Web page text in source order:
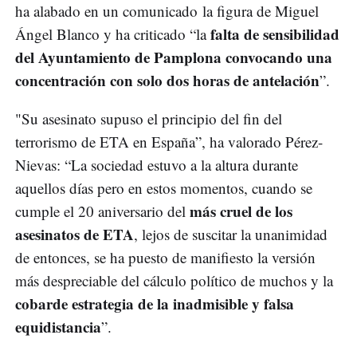
ha alabado en un comunicado la figura de Miguel
Ángel Blanco y ha criticado “lafalta de sensibilidad
del Ayuntamiento de Pamplona convocando una
concentración con solo dos horas de antelación”.
"Su asesinato supuso el principio del fin del
terrorismo de ETA en España”, ha valorado Pérez-
Nievas: “La sociedad estuvo a la altura durante
aquellos días pero en estos momentos, cuando se
cumple el 20 aniversario del más cruel de los
asesinatos de ETA, lejos de suscitar la unanimidad
de entonces, se ha puesto de manifiesto la versión
más despreciable del cálculo político de muchos y la
cobarde estrategia de la inadmisible y falsa
equidistancia”.